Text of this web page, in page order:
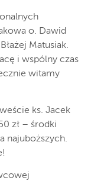
o. Dawid
Matusiak.
i wspólny czas
witamy
ks. Jacek
zł – środki
najuboższych.